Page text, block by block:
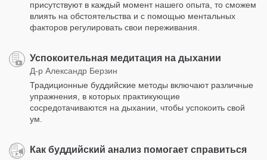
присутствуют в каждый момент нашего опыта, то сможем
влиять на обстоятельства и с помощью ментальных
факторов регулировать свои переживания.
Успокоительная медитация на дыхании
Д-р Александр Берзин
Традиционные буддийские методы включают различные
упражнения, в которых практикующие
сосредотачиваются на дыхании, чтобы успокоить свой
ум.
Как буддийский анализ помогает справиться